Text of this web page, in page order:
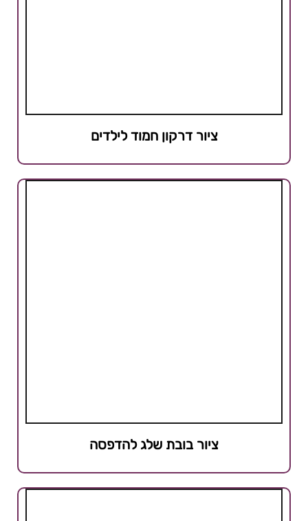
ציור דרקון חמוד לילדים
ציור בובת שלג להדפסה